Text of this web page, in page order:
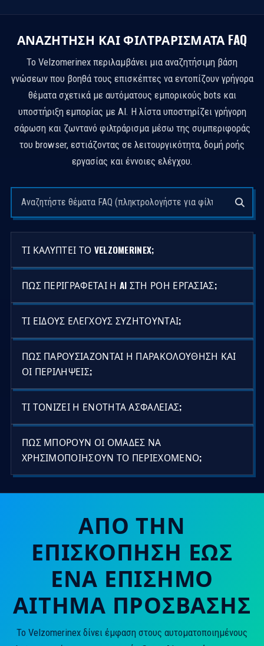
ΑΝΑΖΉΤΗΣΗ ΚΑΙ ΦΊΛΤΡΑΡΊΣΜΑΤΑ FAQ
Το Velzomerinex περιλαμβάνει μια αναζητήσιμη βάση
γνώσεων που βοηθά τους επισκέπτες να εντοπίζουν γρήγορα
θέματα σχετικά με αυτόματους εμπορικούς bots και
υποστήριξη εμπορίας με AI. Η λίστα υποστηρίζει γρήγορη
σάρωση και ζωντανό φιλτράρισμα μέσω της συμπεριφοράς
του browser, εστιάζοντας σε λειτουργικότητα, δομή ροής
εργασίας και έννοιες ελέγχου.
ΤΙ ΚΑΛΎΠΤΕΙ ΤΟ VELZOMERINEX;
ΠΏΣ ΠΕΡΙΓΡΆΦΕΤΑΙ Η AI ΣΤΗ ΡΟΉ ΕΡΓΑΣΊΑΣ;
ΤΙ ΕΊΔΟΥΣ ΕΛΈΓΧΟΥΣ ΣΥΖΗΤΟΎΝΤΑΙ;
ΠΏΣ ΠΑΡΟΥΣΙΆΖΟΝΤΑΙ Η ΠΑΡΑΚΟΛΟΎΘΗΣΗ ΚΑΙ
ΟΙ ΠΕΡΙΛΉΨΕΙΣ;
ΤΙ ΤΟΝΊΖΕΙ Η ΕΝΌΤΗΤΑ ΑΣΦΑΛΕΊΑΣ;
ΠΏΣ ΜΠΟΡΟΎΝ ΟΙ ΟΜΆΔΕΣ ΝΑ
ΧΡΗΣΙΜΟΠΟΙΉΣΟΥΝ ΤΟ ΠΕΡΙΕΧΌΜΕΝΟ;
ΑΠΌ ΤΗΝ
ΕΠΙΣΚΌΠΗΣΗ ΈΩΣ
ΈΝΑ ΕΠΊΣΗΜΟ
ΑΊΤΗΜΑ ΠΡΌΣΒΑΣΗΣ
Το Velzomerinex δίνει έμφαση στους αυτοματοποιημένους